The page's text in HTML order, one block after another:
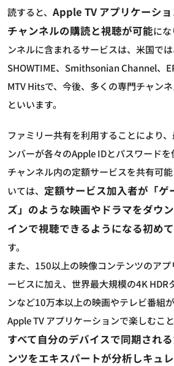
読すると、 Apple TV アプリケーシ
チャンネルの購読と視聴が可能にな
ンネルに含まれるサービスは、米国では
SHOWTIME、Smithsonian Channel、
MTV Hitsで、今後、多くの専門チャン
といいます。
ファミリー共有を利用することにより
ンバーが各々のApple IDとパスワードを
チャンネル内の定額サービスを共有可
いては、 定額サービス加入者が「ゲ
ズ」のような映画やドラマをダウ
インで視聴できるようになる初め
す。
また、150以上の映像コンテンツのア
ービスに加え、世界最大規模の4K HDR
ンなど10万本以上の映画やテレビ番組
Apple TV アプリケーションで楽しむこ
すべて自分のデバイスで同期され
ンツをエキスパートが分析しキュ